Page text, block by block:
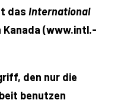
das International
Kanada (www.intl.-
den nur die
benutzen